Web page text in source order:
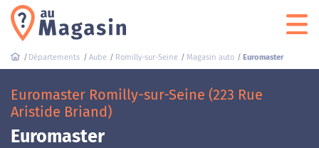
Départements Aube Romilly-sur-Seine Magasin auto Euromaster
Euromaster Romilly-sur-Seine (223 Rue
Aristide Briand)
Euromaster